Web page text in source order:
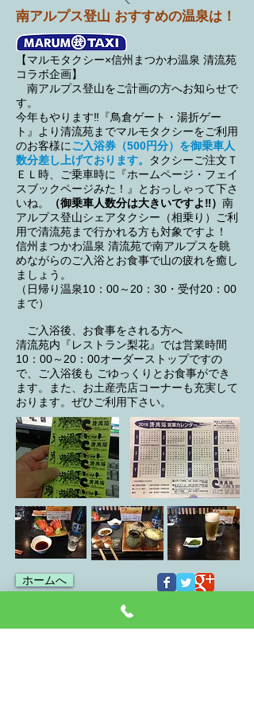
南アルプス登山 おすすめの温泉は！
【マルモタクシー×信州まつかわ温泉 清流苑
コラボ企画】
南アルプス登山をご計画の方へお知らせで
す。
今年もやります‼『鳥倉ゲート・湯折ゲー
ト』より清流苑までマルモタクシーをご利用
のお客様にご入浴券（500円分）を御乗車人
数分差し上げております。
タクシーご注文Ｔ
ＥＬ時、ご乗車時に『ホームページ・フェイ
スブックページみた！』とおっしゃって下さ
いね。
（御乗車人数分は大きいですよ‼） 南
アルプス登山シェアタクシー（相乗り）ご利
用で清流苑まで行かれる方も対象ですよ！
信州まつかわ温泉 清流苑で南アルプスを眺
めながらのご入浴とお食事で山の疲れを癒し
ましょう。
（日帰り温泉10：00～20：30・受付20：00
まで）
ご入浴後、お食事をされる方へ
清流苑内『レストラン梨花』では営業時間
10：00～20：00オーダーストップですの
で、ご入浴後も ごゆっくりとお食事ができ
ます。また、お土産売店コーナーも充実して
おります。ぜひご利用下さい。
ホームへ